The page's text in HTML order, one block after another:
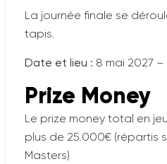
La journée finale se
tapis.
Date et lieu : 8 mai 2027 –
Prize Money
Le prize money total en
plus de 25.000€ (répartis
Masters)